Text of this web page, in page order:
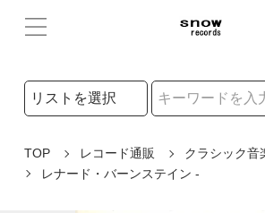
検索リストの選択
TOP レコード通販
クラシック音
レナード・バーンステイン -